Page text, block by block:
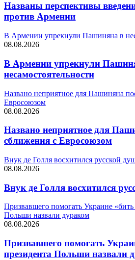
Названы перспективы
против Армении
В Армении упрекнули Пашиняна в
08.08.2026
В Армении упрекнули
несамостоятельности
Названо неприятное для Пашиняна
Евросоюзом
08.08.2026
Названо неприятное для
сближения с Евросоюзом
Внук де Голля восхитился русской
08.08.2026
Внук де Голля восхитился
Призвавшего помогать Украине «бить
Польши назвали дураком
08.08.2026
Призвавшего помогать
президента Польши назвали